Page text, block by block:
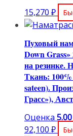
15,270 ₽
Пуховый
Down
на резинке.
Ткань:
sateen).
Грасс»),
Оценка 5.00
92,100 ₽